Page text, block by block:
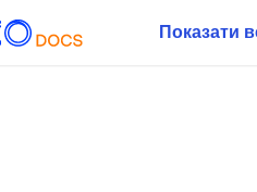
Показати